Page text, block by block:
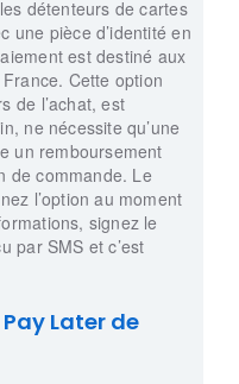
détenteurs de cartes
une pièce d’identité en
est destiné aux
Cette option
de l’achat, est
ne nécessite qu’une
un remboursement
de commande. Le
l’option au moment
signez le
par SMS et c’est
Later de